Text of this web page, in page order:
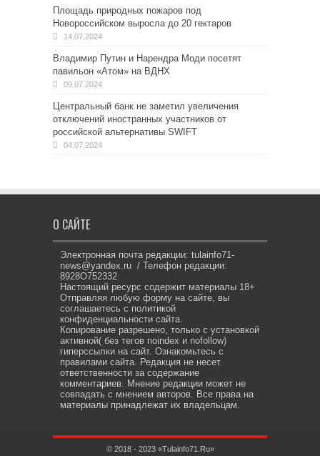
Площадь природных пожаров под
Новороссийском выросла до 20 гектаров
14.07.2024
Владимир Путин и Нарендра Моди посетят
павильон «Атом» на ВДНХ
09.07.2024
Центральный банк не заметил увеличения
отключений иностранных участников от
российской альтернативы SWIFT
04.07.2024
О САЙТЕ
Электронная почта редакции: tulainfo71-
news@yandex.ru / Телефон редакции:
8928O752332
Настоящий ресурс содержит материалы 18+
Отправляя любую форму на сайте, вы
соглашаетесь с политикой
конфиденциальности сайта.
Копирование разрешено, только с установкой
активной( без тегов noindex и nofollow)
гиперссылки на сайт. Ознакомьтесь с
правилами сайта. Редакция не несет
ответственности за содержание
комментариев. Мнение редакции может не
совпадать с мнением авторов. Все права на
материалы принадлежат их владельцам.
© 2018 - 2023 «Tulainfo71.Ru»